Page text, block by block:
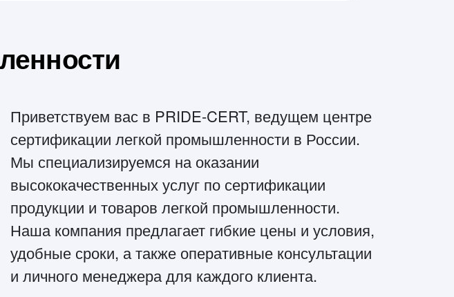
Приветствуем вас в PRIDE-CERT, ведущем центре
сертификации легкой промышленности в России.
Мы специализируемся на оказании
высококачественных услуг по сертификации
продукции и товаров легкой промышленности.
Наша компания предлагает гибкие цены и условия,
удобные сроки, а также оперативные консультации
и личного менеджера для каждого клиента.